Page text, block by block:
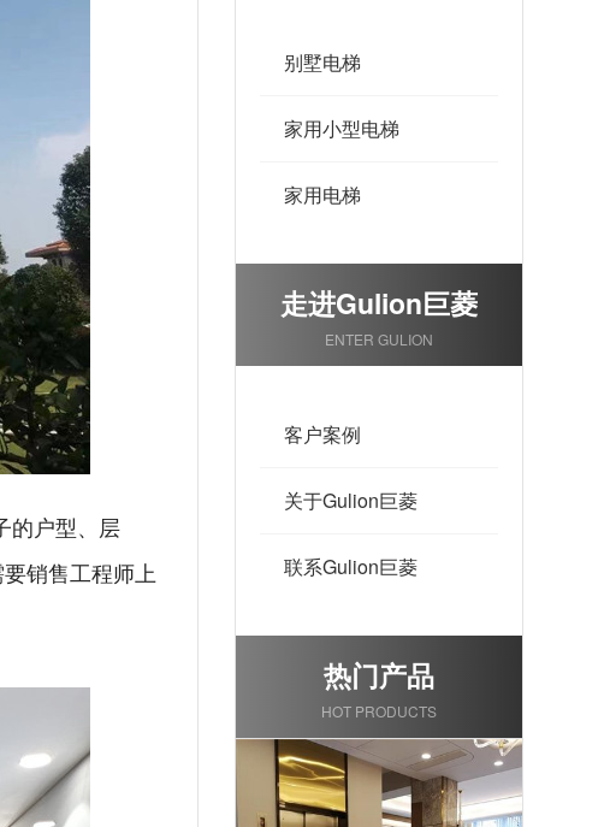
的户型、层
销售工程师上
别墅电梯
家用小型电梯
家用电梯
走进Gulion巨菱
ENTER GULION
客户案例
关于Gulion巨菱
联系Gulion巨菱
热门产品
HOT PRODUCTS